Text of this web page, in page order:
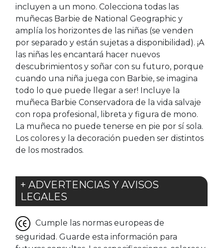
incluyen a un mono. Colecciona todas las
muñecas Barbie de National Geographic y
amplía los horizontes de las niñas (se venden
por separado y están sujetas a disponibilidad). ¡A
las niñas les encantará hacer nuevos
descubrimientos y soñar con su futuro, porque
cuando una niña juega con Barbie, se imagina
todo lo que puede llegar a ser! Incluye la
muñeca Barbie Conservadora de la vida salvaje
con ropa profesional, libreta y figura de mono.
La muñeca no puede tenerse en pie por sí sola.
Los colores y la decoración pueden ser distintos
de los mostrados.
+ ADVERTENCIAS Y AVISOS
LEGALES
Cumple las normas europeas de
seguridad. Guarde esta información para